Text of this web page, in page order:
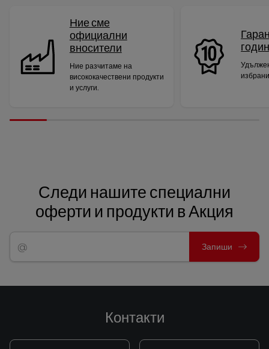
Ние сме
официални
вносители
Ние разчитаме на
висококачествени продукти
и услуги.
Следи нашите специални
оферти и продукти в Акция
Запиши
Контакти